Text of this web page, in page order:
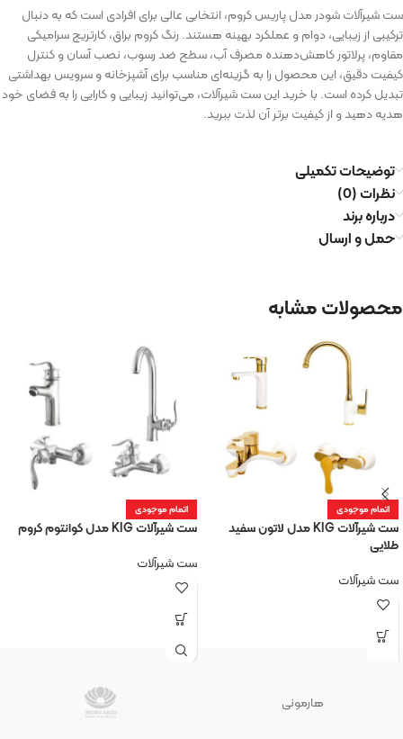
ست شیرآلات شودر مدل پاریس کروم، انتخابی عالی برای افرادی است که به دنبال
ترکیبی از زیبایی، دوام و عملکرد بهینه هستند. رنگ کروم براق، کارتریج سرامیکی
مقاوم، پرلاتور کاهش‌دهنده مصرف آب، سطح ضد رسوب، نصب آسان و کنترل
کیفیت دقیق، این محصول را به گزینه‌ای مناسب برای آشپزخانه و سرویس بهداشتی
تبدیل کرده است. با خرید این ست شیرآلات، می‌توانید زیبایی و کارایی را به فضای خود
هدیه دهید و از کیفیت برتر آن لذت ببرید.
توضیحات تکمیلی
نظرات (0)
درباره برند
حمل و ارسال
محصولات مشابه
اتمام موجودی
ست شیرآلات KIG مدل لاتون سفید
طلایی
ست شیرآلات
اتمام موجودی
ست شیرآلات KIG مدل کوانتوم کروم
ست شیرآلات
هارمونی